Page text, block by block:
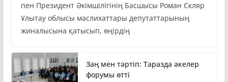
пен Президент Әкімшілігінің Басшысы Роман Скляр
Ұлытау облысы мәслихаттары депутаттарының
жиналысына қатысып, өңірдің
Заң мен тәртіп: Таразда әкелер
форумы өтті